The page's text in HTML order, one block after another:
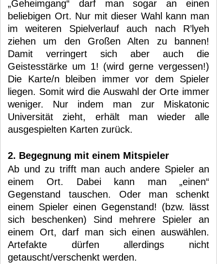
„Geheimgang“ darf man sogar an einen
beliebigen Ort. Nur mit dieser Wahl kann man
im weiteren Spielverlauf auch nach R’lyeh
ziehen um den Großen Alten zu bannen!
Damit verringert sich aber auch die
Geistesstärke um 1! (wird gerne vergessen!)
Die Karte/n bleiben immer vor dem Spieler
liegen. Somit wird die Auswahl der Orte immer
weniger. Nur indem man zur Miskatonic
Universität zieht, erhält man wieder alle
ausgespielten Karten zurück.
2. Begegnung mit einem Mitspieler
Ab und zu trifft man auch andere Spieler an
einem Ort. Dabei kann man „einen“
Gegenstand tauschen. Oder man schenkt
einem Spieler einen Gegenstand! (bzw. lässt
sich beschenken) Sind mehrere Spieler an
einem Ort, darf man sich einen auswählen.
Artefakte dürfen allerdings nicht
getauscht/verschenkt werden.